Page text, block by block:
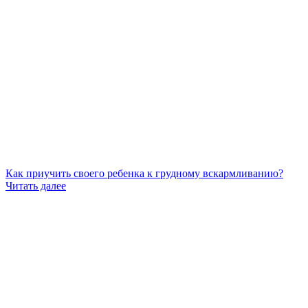
Как приучить своего ребенка к грудному вскармливанию?
Читать далее